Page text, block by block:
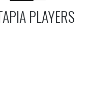
PLAYERS